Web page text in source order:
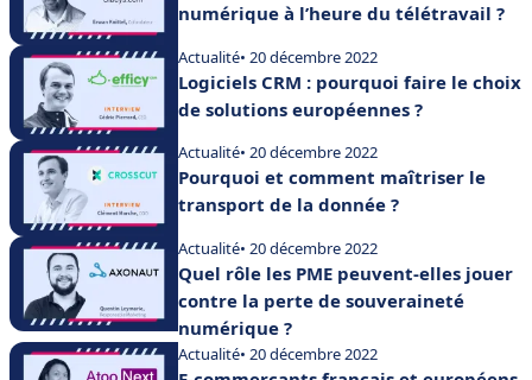
numérique à l’heure du télétravail ?
Actualité• 20 décembre 2022
Logiciels CRM : pourquoi faire le choix
de solutions européennes ?
Actualité• 20 décembre 2022
Pourquoi et comment maîtriser le
transport de la donnée ?
Actualité• 20 décembre 2022
Quel rôle les PME peuvent-elles jouer
contre la perte de souveraineté
numérique ?
Actualité• 20 décembre 2022